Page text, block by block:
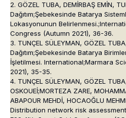
2. GÖZEL TUBA, DEMİRBAŞ EMİN,
Dağıtım;Şebekesinde Batarya
Lokasyonunun
Congress (Autumn 2021), 36-36.
3. TUNÇEL SÜLEYMAN, GÖZEL
Dağıtım;Şebekesinde Batarya
İşletilmesi. International;Marmara
2021), 35-35.
4. TUNÇEL SÜLEYMAN, GÖZEL
OSKOUEİ;MORTEZA ZARE,
ABAPOUR MEHDİ, HOCAOĞLU
Distribution network risk